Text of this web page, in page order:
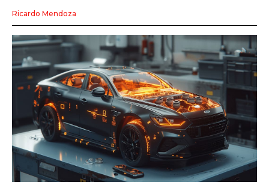
Ricardo Mendoza